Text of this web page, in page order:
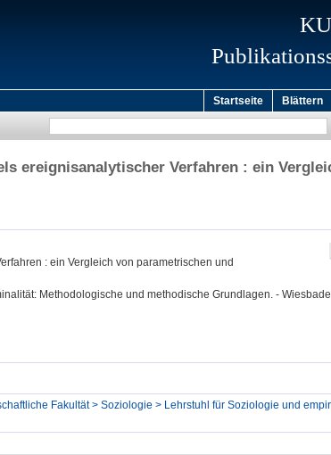
Startseite Blättern
ereignisanalytischer Verfahren : ein
: ein Vergleich von parametrischen und
Methodologische und methodische Grundlagen. -
Fakultät > Soziologie > Lehrstuhl für Soziologie und